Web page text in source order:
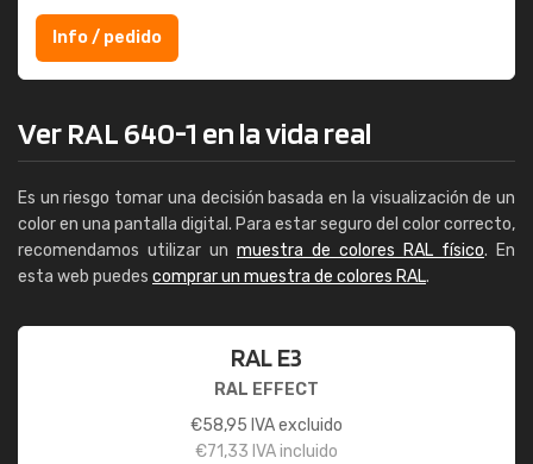
Info / pedido
Ver RAL 640-1 en la vida real
Es un riesgo tomar una decisión basada en la visualización de un
color en una pantalla digital. Para estar seguro del color correcto,
recomendamos utilizar un muestra de colores RAL físico. En
esta web puedes comprar un muestra de colores RAL.
RAL E3
RAL EFFECT
€58,95 IVA excluido
€71,33 IVA incluido